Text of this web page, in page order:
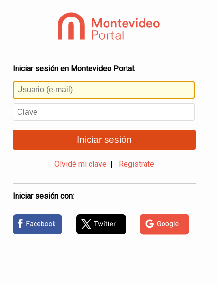
Iniciar sesión en Montevideo Portal:
Iniciar sesión
Olvidé mi clave Registrate
Iniciar sesión con: